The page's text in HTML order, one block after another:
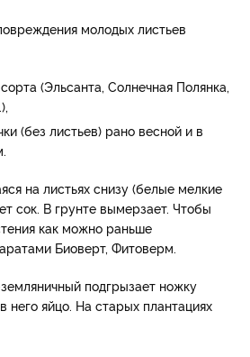
молодых листьев
(Эльсанта, Солнечная Полянка,
(без листьев) рано весной и в
на листьях снизу (белые мелкие
сок. В грунте вымерзает. Чтобы
как можно раньше
Биоверт, Фитоверм.
подгрызает ножку
него яйцо. На старых плантациях